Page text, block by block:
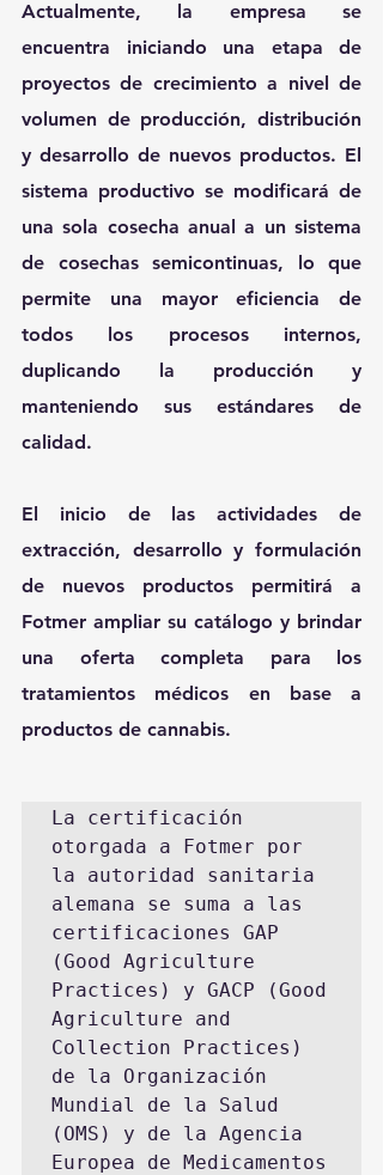
Actualmente, la empresa se
encuentra iniciando una etapa de
proyectos de crecimiento a nivel de
volumen de producción, distribución
y desarrollo de nuevos productos. El
sistema productivo se modificará de
una sola cosecha anual a un sistema
de cosechas semicontinuas, lo que
permite una mayor eficiencia de
todos los procesos internos,
duplicando la producción y
manteniendo sus estándares de
calidad.
El inicio de las actividades de
extracción, desarrollo y formulación
de nuevos productos permitirá a
Fotmer ampliar su catálogo y brindar
una oferta completa para los
tratamientos médicos en base a
productos de cannabis.
La certificación
otorgada a Fotmer por
la autoridad sanitaria
alemana se suma a las
certificaciones GAP
(Good Agriculture
Practices) y GACP (Good
Agriculture and
Collection Practices)
de la Organización
Mundial de la Salud
(OMS) y de la Agencia
Europea de Medicamentos